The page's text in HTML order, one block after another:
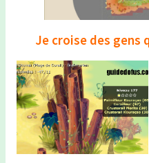
Je croise des gens